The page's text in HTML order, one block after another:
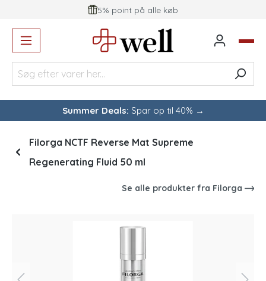
5% point på alle køb
Summer Deals: Spar op til 40% →
Filorga NCTF Reverse Mat Supreme
Regenerating Fluid 50 ml
Se alle produkter fra Filorga